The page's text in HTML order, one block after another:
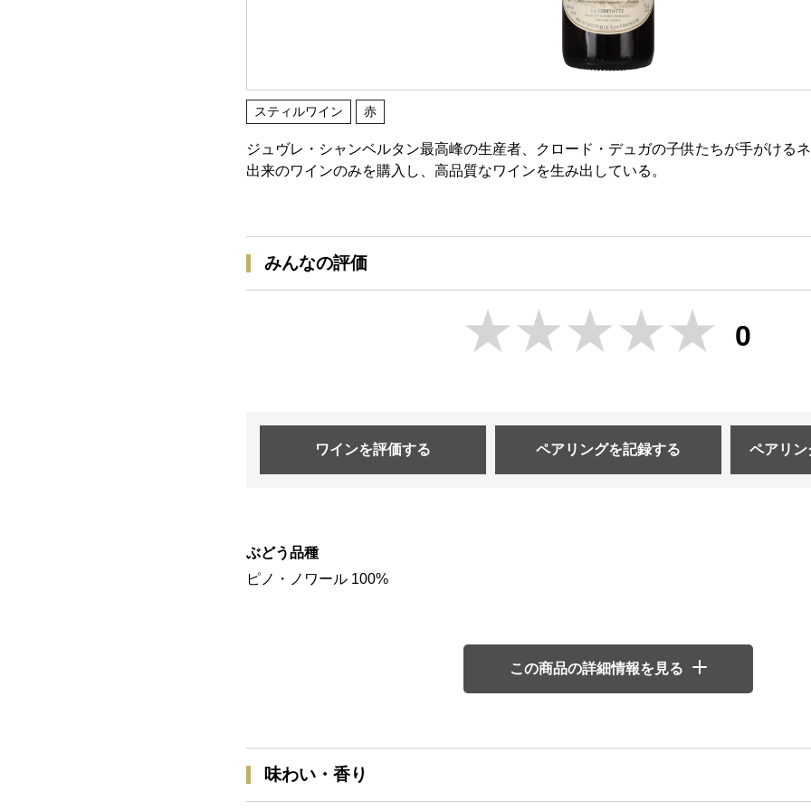
スティルワイン 赤
ジュヴレ・シャンベルタン最高峰の生産者、クロード・デュガの子供たちが手がける
出来のワインのみを購入し、高品質なワインを生み出している。
みんなの評価
0
ワインを評価する ペアリングを記録する ペアリン
ぶどう品種
ピノ・ノワール 100%
この商品の詳細情報を見る
味わい・香り